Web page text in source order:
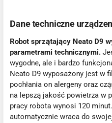
Dane techniczne
Robot sprzątający Neato D9
parametrami technicznymi.
wygodne, ale i bardzo
Neato D9 wyposażony jest w
pochłania on alergeny oraz
na lepszą jakość powietrza w
pracy robota wynosi 120
automatycznie wraca do